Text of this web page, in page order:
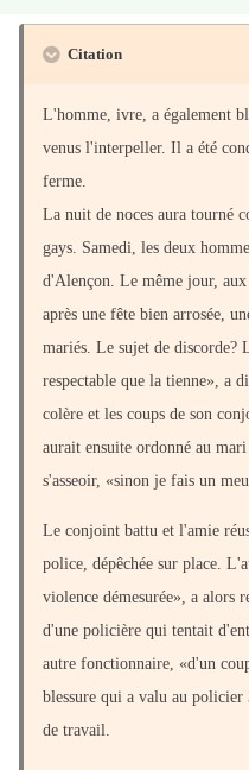
Citation
L'homme, ivre, a également
venus l'interpeller. Il a été
ferme.
La nuit de noces aura tourné
gays. Samedi, les deux
d'Alençon. Le même jour,
après une fête bien arrosée,
mariés. Le sujet de discorde?
respectable que la tienne», a
colère et les coups de son
aurait ensuite ordonné au
s'asseoir, «sinon je fais un
Le conjoint battu et l'amie
police, dépêchée sur place.
violence démesurée», a alors
d'une policière qui tentait
autre fonctionnaire, «d'un
blessure qui a valu au
de travail.